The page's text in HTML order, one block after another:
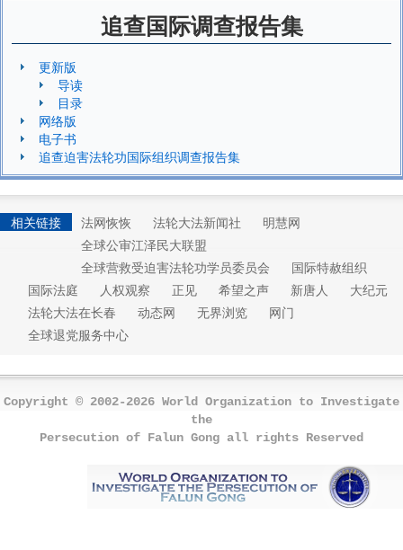
追查国际调查报告集
更新版
导读
目录
网络版
电子书
追查迫害法轮功国际组织调查报告集
相关链接 法网恢恢 法轮大法新闻社
明慧网
全球公审江泽民大联盟
全球营救受迫害法轮功学员委员会
国际特赦组织
国际法庭
人权观察 正见 希望之声 新唐人
大纪元
法轮大法在长春
动态网 无界浏览
网门
全球退党服务中心
Copyright © 2002-2026 World Organization to Investigate
the
Persecution of Falun Gong all rights Reserved